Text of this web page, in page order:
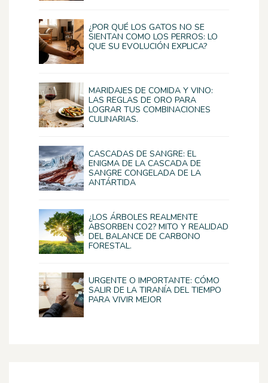
¿POR QUÉ LOS GATOS NO SE
SIENTAN COMO LOS PERROS: LO
QUE SU EVOLUCIÓN EXPLICA?
MARIDAJES DE COMIDA Y VINO:
LAS REGLAS DE ORO PARA
LOGRAR TUS COMBINACIONES
CULINARIAS.
CASCADAS DE SANGRE: EL
ENIGMA DE LA CASCADA DE
SANGRE CONGELADA DE LA
ANTÁRTIDA
¿LOS ÁRBOLES REALMENTE
ABSORBEN CO2? MITO Y REALIDAD
DEL BALANCE DE CARBONO
FORESTAL.
URGENTE O IMPORTANTE: CÓMO
SALIR DE LA TIRANÍA DEL TIEMPO
PARA VIVIR MEJOR